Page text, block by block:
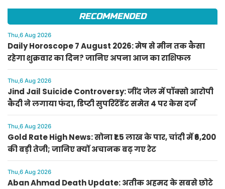
RECOMMENDED
Thu,6 Aug 2026
Daily Horoscope 7 August 2026: मेष से मीन तक कैसा
रहेगा शुक्रवार का दिन? जानिए अपना आज का राशिफल
Thu,6 Aug 2026
Jind Jail Suicide Controversy: जींद जेल में पॉक्सो आरोपी
कैदी ने लगाया फंदा, डिप्टी सुपरिंटेंडेंट समेत 4 पर केस दर्ज
Thu,6 Aug 2026
Gold Rate High News: सोना ₹1.5 लाख के पार, चांदी में ₹6,200
की बड़ी तेजी; जानिए क्यों अचानक बढ़ गए रेट
Thu,6 Aug 2026
Aban Ahmad Death Update: अतीक अहमद के सबसे छोटे